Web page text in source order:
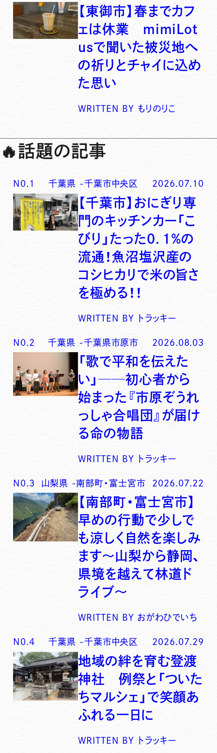
【東御市】春までカフ
ェは休業 mimiLot
usで聞いた被災地へ
の祈りとチャイに込め
た思い
WRITTEN BY もりのりこ
🔥話題の記事
N0. 1 千葉県 -千葉市中央区 2026.07.10
【千葉市】おにぎり専
門のキッチンカー「こ
びり」たった0．1％の
流通！魚沼塩沢産の
コシヒカリで米の旨さ
を極める！！
WRITTEN BY トラッキー
N0. 2 千葉県 -千葉県市原市 2026.08.03
「歌で平和を伝えた
い」──初心者から
始まった『市原ぞうれ
っしゃ合唱団』が届け
る命の物語
WRITTEN BY トラッキー
N0. 3 山梨県 -南部町・富士宮市 2026.07.22
【南部町・富士宮市】
早めの行動で少しで
も涼しく自然を楽しみ
ます〜山梨から静岡、
県境を越えて林道ド
ライブ〜
WRITTEN BY おがわひでいち
N0.4 千葉県 -千葉市中央区 2026.07.29
地域の絆を育む登渡
神社 例祭と「ついた
ちマルシェ」で笑顔あ
ふれる一日に
WRITTEN BY トラッキー